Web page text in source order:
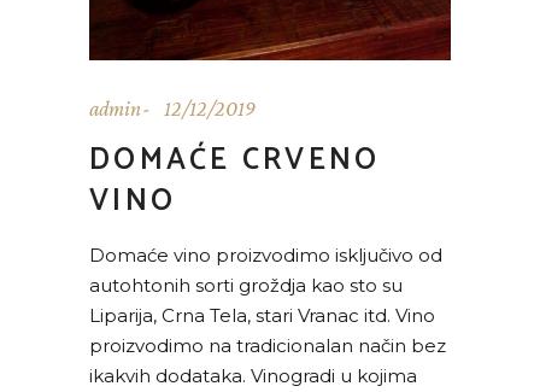
admin 12/12/2019
DOMAĆE CRVENO
VINO
Domaće vino proizvodimo isključivo od
autohtonih sorti groždja kao sto su
Liparija, Crna Tela, stari Vranac itd. Vino
proizvodimo na tradicionalan način bez
ikakvih dodataka. Vinogradi u kojima